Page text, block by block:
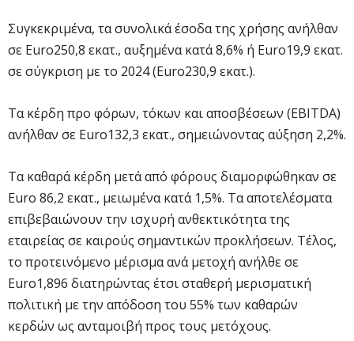
Συγκεκριμένα, τα συνολικά έσοδα της χρήσης ανήλθαν
σε Euro250,8 εκατ., αυξημένα κατά 8,6% ή Euro19,9 εκατ.
σε σύγκριση με το 2024 (Euro230,9 εκατ.).
Τα κέρδη προ φόρων, τόκων και αποσβέσεων (EBITDA)
ανήλθαν σε Euro132,3 εκατ., σημειώνοντας αύξηση 2,2%.
Τα καθαρά κέρδη μετά από φόρους διαμορφώθηκαν σε
Euro 86,2 εκατ., μειωμένα κατά 1,5%. Τα αποτελέσματα
επιβεβαιώνουν την ισχυρή ανθεκτικότητα της
εταιρείας σε καιρούς σημαντικών προκλήσεων. Τέλος,
το προτεινόμενο μέρισμα ανά μετοχή ανήλθε σε
Euro1,896 διατηρώντας έτσι σταθερή μερισματική
πολιτική με την απόδοση του 55% των καθαρών
κερδών ως ανταμοιβή προς τους μετόχους.